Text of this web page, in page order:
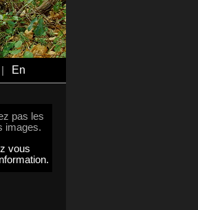
En
pas les
images.
vous